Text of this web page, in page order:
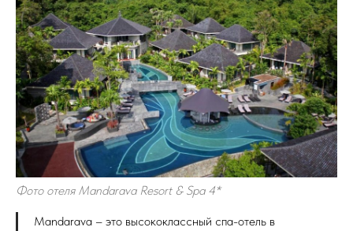
Фото отеля Mandarava Resort & Spa 4*
Mandarava – это высококлассный спа-отель в